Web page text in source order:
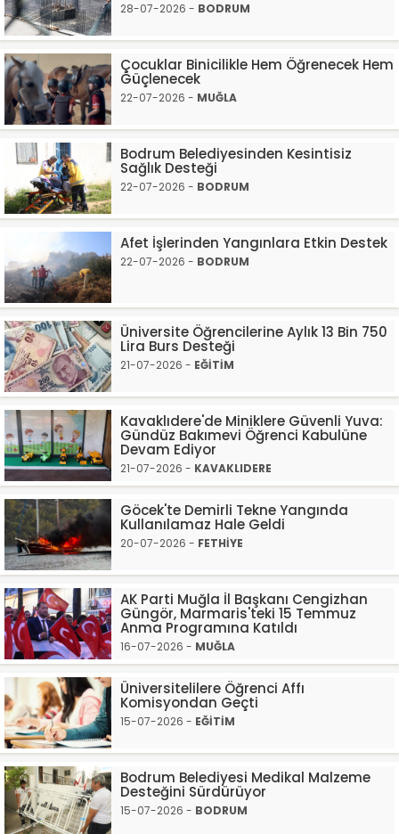
28-07-2026 - BODRUM
Çocuklar Binicilikle Hem Öğrenecek Hem
Güçlenecek
22-07-2026 - MUĞLA
Bodrum Belediyesinden Kesintisiz
Sağlık Desteği
22-07-2026 - BODRUM
Afet İşlerinden Yangınlara Etkin Destek
22-07-2026 - BODRUM
Üniversite Öğrencilerine Aylık 13 Bin 750
Lira Burs Desteği
21-07-2026 - EĞİTİM
Kavaklıdere'de Miniklere Güvenli Yuva:
Gündüz Bakımevi Öğrenci Kabulüne
Devam Ediyor
21-07-2026 - KAVAKLIDERE
Göcek'te Demirli Tekne Yangında
Kullanılamaz Hale Geldi
20-07-2026 - FETHİYE
AK Parti Muğla İl Başkanı Cengizhan
Güngör, Marmaris'teki 15 Temmuz
Anma Programına Katıldı
16-07-2026 - MUĞLA
Üniversitelilere Öğrenci Affı
Komisyondan Geçti
15-07-2026 - EĞİTİM
Bodrum Belediyesi Medikal Malzeme
Desteğini Sürdürüyor
15-07-2026 - BODRUM